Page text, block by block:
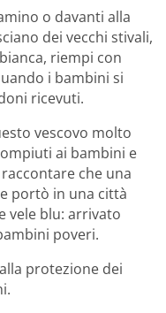
o davanti alla
dei vecchi stivali,
riempi con
i bambini si
ricevuti.
vescovo molto
ai bambini e
che una
portò in una città
vele blu: arrivato
poveri.
protezione dei